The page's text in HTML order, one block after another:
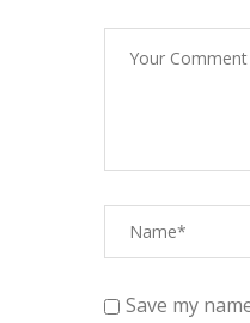
Save my